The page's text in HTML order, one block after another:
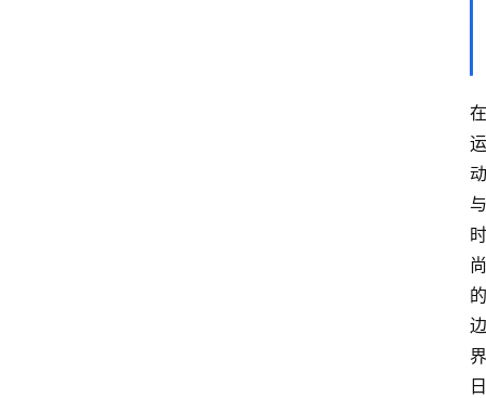
在
运
动
与
时
尚
的
边
界
日